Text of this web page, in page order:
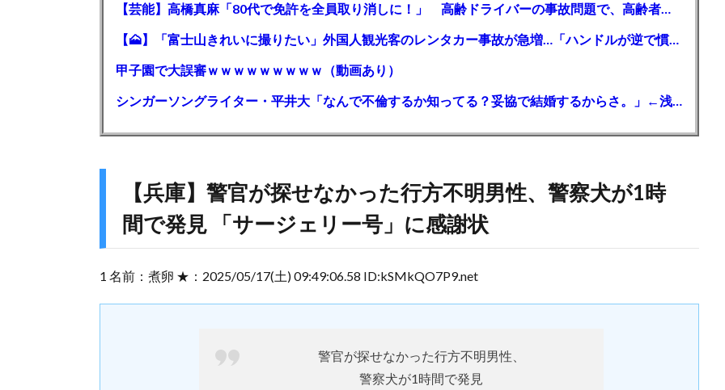
【芸能】高橋真麻「80代で免許を全員取り消しに！」 高齢ドライバーの事故問題で、高齢者の運転免許取り消し法を提案
【🗻】「富士山きれいに撮りたい」外国人観光客のレンタカー事故が急増…「ハンドルが逆で慣れず」、道の狭さも
甲子園で大誤審ｗｗｗｗｗｗｗｗｗ（動画あり）
シンガーソングライター・平井大「なんで不倫するか知ってる？妥協で結婚するからさ。」←浅すぎると大炎上
【兵庫】警官が探せなかった行方不明男性、警察犬が1時
間で発見 「サージェリー号」に感謝状
1 名前：煮卵 ★：2025/05/17(土) 09:49:06.58 ID:kSMkQO7P9.net
警官が探せなかった行方不明男性、
警察犬が1時間で発見